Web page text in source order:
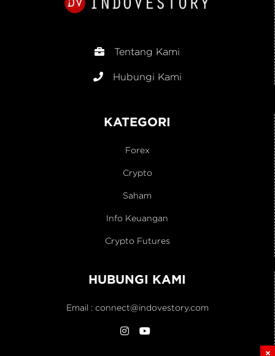
Tentang Kami
Hubungi Kami
KATEGORI
Forex
Crypto
Saham
Info Keuangan
Crypto Futures
HUBUNGI KAMI
Email : connect@indovestory.com